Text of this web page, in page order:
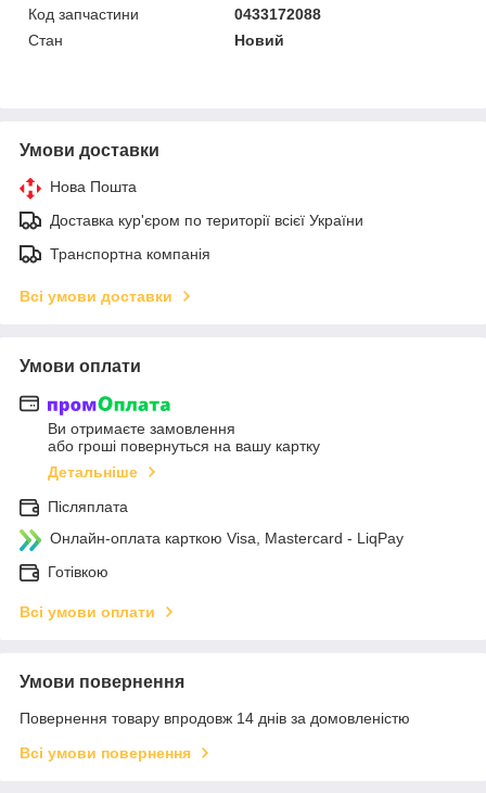
Код запчастини
0433172088
Стан
Новий
Умови доставки
Нова Пошта
Доставка кур'єром по території всієї України
Транспортна компанія
Всі умови доставки
Умови оплати
Ви отримаєте замовлення
або гроші повернуться на вашу картку
Детальніше
Післяплата
Онлайн-оплата карткою Visa, Mastercard - LiqPay
Готівкою
Всі умови оплати
Умови повернення
Повернення товару впродовж 14 днів за домовленістю
Всі умови повернення